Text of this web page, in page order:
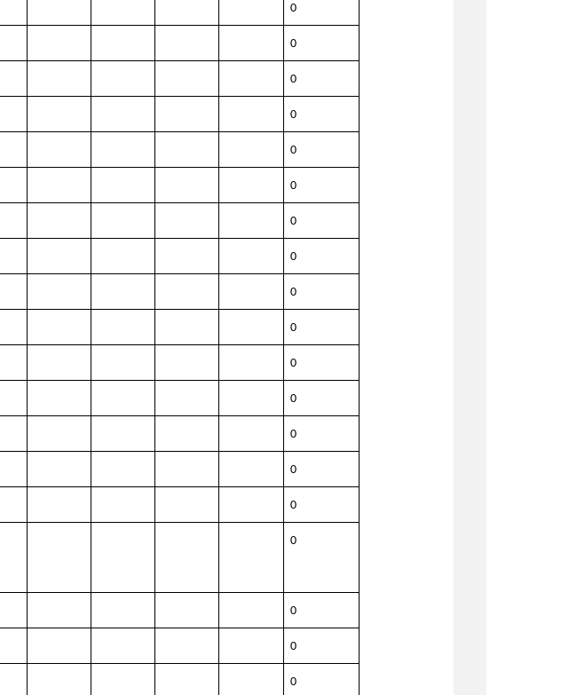
0
0
0
0
0
0
0
0
0
0
0
0
0
0
0
0
0
0
0